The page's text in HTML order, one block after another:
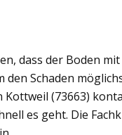
dass der Boden
den Schaden
Kottweil (73663)
es geht. Die